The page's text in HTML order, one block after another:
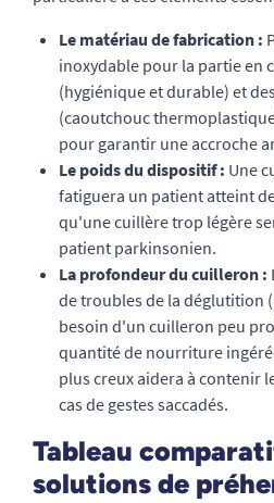
Le matériau de fabrication :
inoxydable pour la partie en
(hygiénique et durable) et
(caoutchouc
pour garantir une accroche
Le poids du dispositif : Une
fatiguera un patient atteint
qu'une cuillère trop légère
patient parkinsonien.
La profondeur du cuilleron :
de troubles de la déglutition
besoin d'un cuilleron peu
quantité de nourriture
plus creux aidera à contenir
cas de gestes saccadés.
Tableau
solutions de